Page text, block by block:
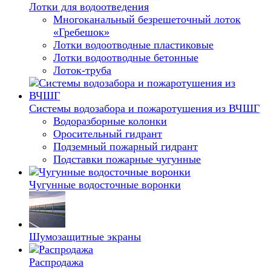
Лотки для водоотведения
Многоканальный безрешеточный лоток
«Гребешок»
Лотки водоотводные пластиковые
Лотки водоотводные бетонные
Лоток-труба
Системы водозабора и пожаротушения из ВЧШГ
Водоразборные колонки
Оросительный гидрант
Подземный пожарный гидрант
Подставки пожарные чугунные
Чугунные водосточные воронки
Шумозащитные экраны
Распродажа